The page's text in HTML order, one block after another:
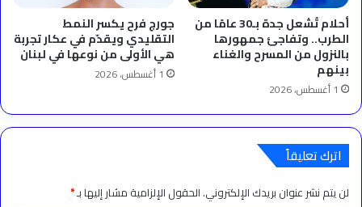
أحلام تُشعل جدة بـ30 عامًا من
الطرب.. وتفاجئ جمهورها
بالنزول من المسرح والغناء
بينهم
1 أغسطس، 2026
جورج فرح يكسر النمط
التقليدي ويقدّم في عكار تجربة
هي الأولى من نوعها في لبنان
1 أغسطس، 2026
اترك تعليقاً
لن يتم نشر عنوان بريدك الإلكتروني.الحقول الإلزامية مشار إليها بـ*